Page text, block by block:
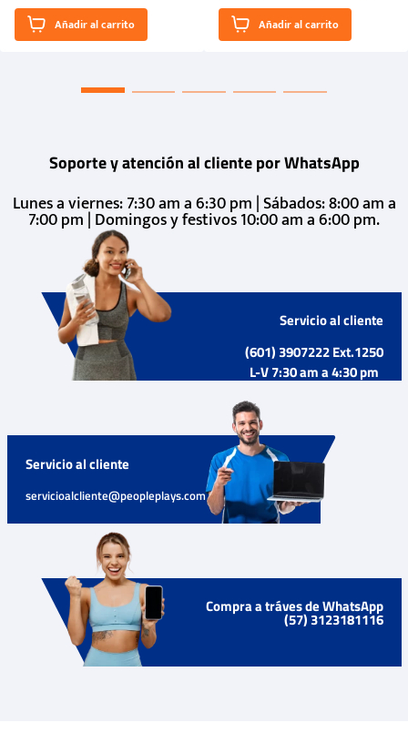
El Rugido del Sol Naciente:
“Primeros para la Et...
Añadir al carrito Añadir al carrito
Soporte y atención al cliente por WhatsApp
Lunes a viernes: 7:30 am a 6:30 pm | Sábados: 8:00 am a
7:00 pm | Domingos y festivos 10:00 am a 6:00 pm.
Servicio al cliente
(601) 3907222 Ext.1250
L-V 7:30 am a 4:30 pm
Servicio al cliente
servicioalcliente@peopleplays.com
Compra a tráves de WhatsApp
(57) 3123181116